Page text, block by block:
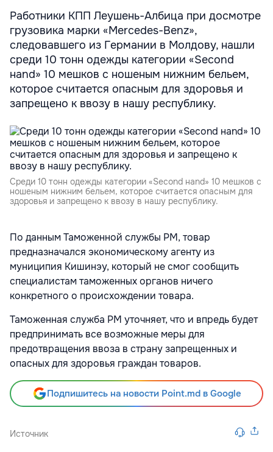
Работники КПП Леушень-Албица при досмотре
грузовика марки «Mercedes-Benz»,
следовавшего из Германии в Молдову, нашли
среди 10 тонн одежды категории «Second
нand» 10 мешков с ношеным нижним бельем,
которое считается опасным для здоровья и
запрещено к ввозу в нашу республику.
Среди 10 тонн одежды категории «Second нand» 10 мешков с
ношеным нижним бельем, которое считается опасным для
здоровья и запрещено к ввозу в нашу республику.
По данным Таможенной службы РМ, товар
предназначался экономическому агенту из
муниципия Кишинэу, который не смог сообщить
специалистам таможенных органов ничего
конкретного о происхождении товара.
Таможенная служба РМ уточняет, что и впредь будет
предпринимать все возможные меры для
предотвращения ввоза в страну запрещенных и
опасных для здоровья граждан товаров.
Подпишитесь на новости Point.md в Google
Источник